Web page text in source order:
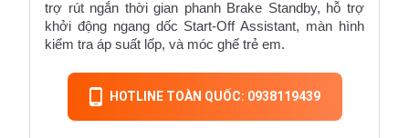
trợ rút ngắn thời gian phanh Brake Standby, hỗ trợ
khởi động ngang dốc Start-Off Assistant, màn hình
kiểm tra áp suất lốp, và móc ghế trẻ em.
HOTLINE TOÀN QUỐC: 0938119439